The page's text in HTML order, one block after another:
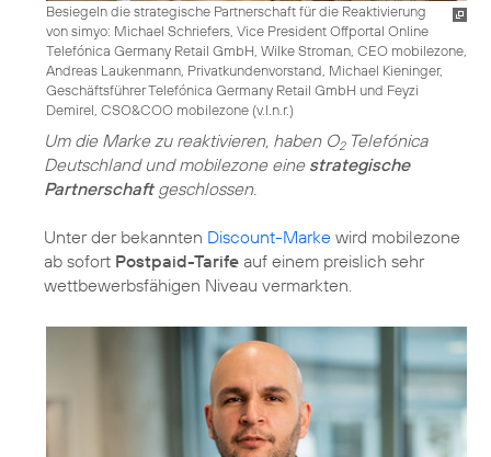
Besiegeln die strategische Partnerschaft für die Reaktivierung
von simyo: Michael Schriefers, Vice President Offportal Online
Telefónica Germany Retail GmbH, Wilke Stroman, CEO mobilezone,
Andreas Laukenmann, Privatkundenvorstand, Michael Kieninger,
Geschäftsführer Telefónica Germany Retail GmbH und Feyzi
Demirel, CSO&COO mobilezone (v.l.n.r.)
Um die Marke zu reaktivieren, haben O2Telefónica
Deutschland und mobilezone eine strategische
Partnerschaftgeschlossen.
Unter der bekannten Discount-Marke wird mobilezone
ab sofort Postpaid-Tarife auf einem preislich sehr
wettbewerbsfähigen Niveau vermarkten.